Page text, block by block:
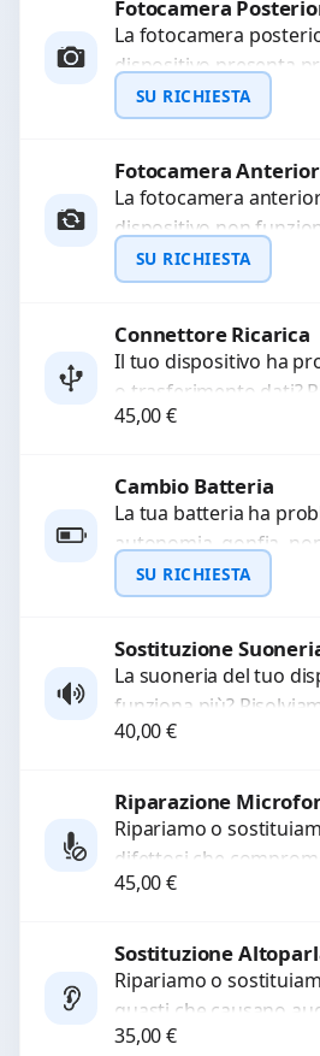
Richiedi
Fotocamera
La fotocamera
dispositivo presenta
Interveniamo per
immagini sfocate,
SU RICHIESTA
Richiedi
Fotocamera
La fotocamera
dispositivo non
sostituiamo
problemi come
SU RICHIESTA
Richiedi
Connettore Ricarica
Il tuo dispositivo ha
o trasferimento dati?
sostituiamo
45,00€
Procedi
Cambio Batteria
La tua batteria ha
autonomia, gonfia,
lenta o cicli di ricarica
Sostituiamo la...
SU RICHIESTA
Richiedi
Sostituzione
La suoneria del tuo
funziona più?
a moduli audio
40,00€
Procedi
Riparazione
Ripariamo o
difettosi che
audio delle
di...
45,00€
Procedi
Sostituzione
Ripariamo o
guasti che causano
basso o assente.
35,00€